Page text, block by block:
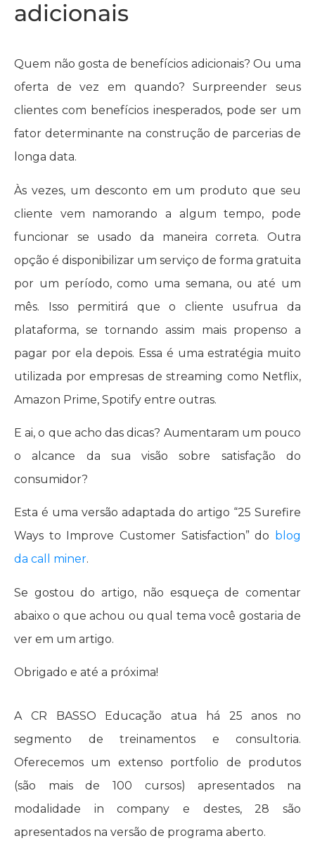
adicionais
Quem não gosta de benefícios adicionais? Ou uma
oferta de vez em quando? Surpreender seus
clientes com benefícios inesperados, pode ser um
fator determinante na construção de parcerias de
longa data.
Às vezes, um desconto em um produto que seu
cliente vem namorando a algum tempo, pode
funcionar se usado da maneira correta. Outra
opção é disponibilizar um serviço de forma gratuita
por um período, como uma semana, ou até um
mês. Isso permitirá que o cliente usufrua da
plataforma, se tornando assim mais propenso a
pagar por ela depois. Essa é uma estratégia muito
utilizada por empresas de streaming como Netflix,
Amazon Prime, Spotify entre outras.
E ai, o que acho das dicas? Aumentaram um pouco
o alcance da sua visão sobre satisfação do
consumidor?
Esta é uma versão adaptada do artigo “25 Surefire
Ways to Improve Customer Satisfaction” do blog
da call miner.
Se gostou do artigo, não esqueça de comentar
abaixo o que achou ou qual tema você gostaria de
ver em um artigo.
Obrigado e até a próxima!
A CR BASSO Educação atua há 25 anos no
segmento de treinamentos e consultoria.
Oferecemos um extenso portfolio de produtos
(são mais de 100 cursos) apresentados na
modalidade in company e destes, 28 são
apresentados na versão de programa aberto.